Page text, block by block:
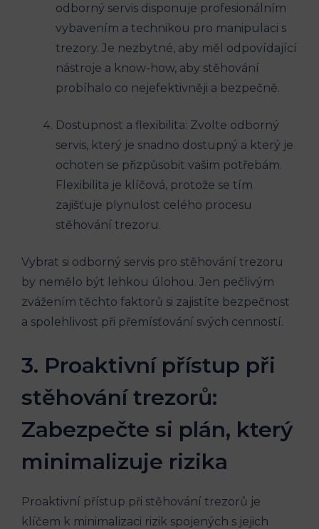
odborný servis disponuje profesionálním
vybavením a technikou pro manipulaci s
trezory. Je nezbytné, aby měl odpovídající
nástroje a know-how, aby stěhování
probíhalo co nejefektivněji a bezpečně.
Dostupnost a flexibilita: Zvolte odborný
servis, který je snadno dostupný a který je
ochoten se přizpůsobit vašim potřebám.
Flexibilita je klíčová, protože se tím
zajišťuje plynulost celého procesu
stěhování trezoru.
Vybrat si odborný servis pro stěhování trezoru
by nemělo být lehkou úlohou. Jen pečlivým
zvážením těchto faktorů si zajistíte bezpečnost
a spolehlivost při přemísťování svých cenností.
3. Proaktivní přístup při
stěhování trezorů:
Zabezpečte si plán, který
minimalizuje rizika
Proaktivní přístup při stěhování trezorů je
klíčem k minimalizaci rizik spojených s jejich